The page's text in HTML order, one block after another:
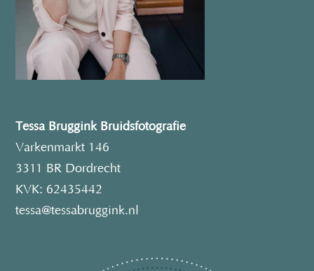
Tessa Bruggink Bruidsfotografie
Varkenmarkt 146
3311 BR Dordrecht
KVK: 62435442
tessa@tessabruggink.nl